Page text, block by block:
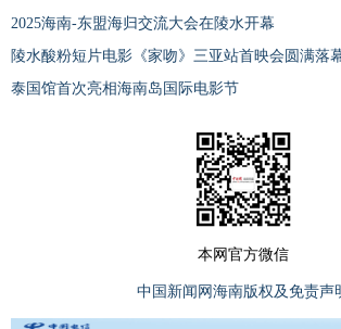
2025海南-东盟海归交流大会在陵水开幕
陵水酸粉短片电影《家吻》三亚站首映会圆满落
泰国馆首次亮相海南岛国际电影节
本网官方微信
中国新闻网海南版权及免责声